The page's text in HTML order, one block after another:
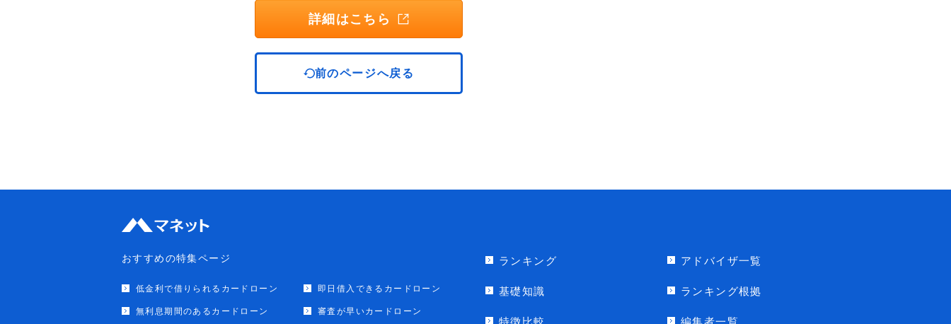
詳細はこちら
前のページへ戻る
おすすめの特集ページ
低金利で借りられるカードローン 即日借入できるカードローン
無利息期間のあるカードローン 審査が早いカードローン
ランキング
基礎知識
特徴比較
アドバイザ一覧
ランキング根拠
編集者一覧